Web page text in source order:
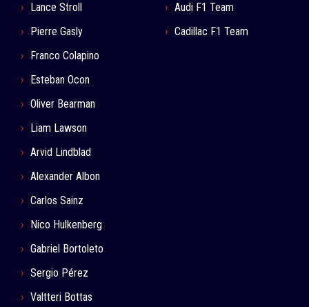
Lance Stroll
Pierre Gasly
Franco Colapino
Esteban Ocon
Oliver Bearman
Liam Lawson
Arvid Lindblad
Alexander Albon
Carlos Sainz
Nico Hulkenberg
Gabriel Bortoleto
Sergio Pérez
Valtteri Bottas
Audi F1 Team
Cadillac F1 Team